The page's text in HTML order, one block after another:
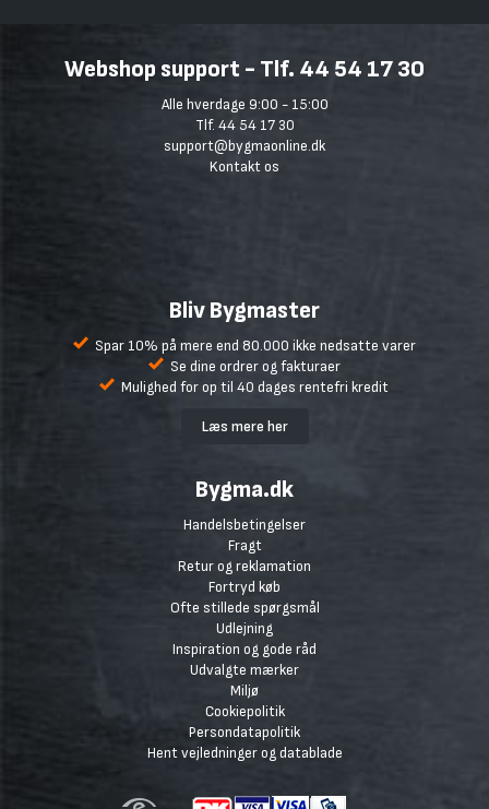
Webshop support - Tlf. 44 54 17 30
Alle hverdage 9:00 - 15:00
Tlf. 44 54 17 30
support@bygmaonline.dk
Kontakt os
Bliv Bygmaster
Spar 10% på mere end 80.000 ikke nedsatte varer
Se dine ordrer og fakturaer
Mulighed for op til 40 dages rentefri kredit
Læs mere her
Bygma.dk
Handelsbetingelser
Fragt
Retur og reklamation
Fortryd køb
Ofte stillede spørgsmål
Udlejning
Inspiration og gode råd
Udvalgte mærker
Miljø
Cookiepolitik
Persondatapolitik
Hent vejledninger og datablade